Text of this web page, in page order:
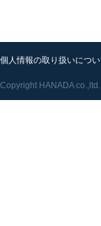
個人情報の取り扱いにつ
Copyright HANADA